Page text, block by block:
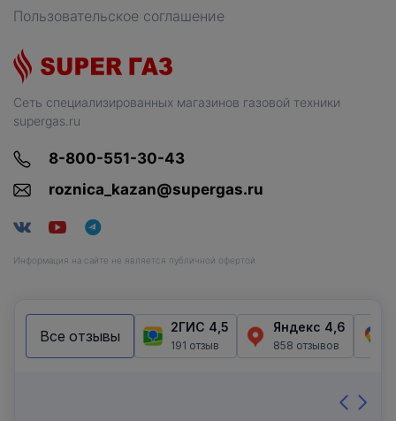
Сеть специализированных магазинов газовой техники
supergas.ru
8-800-551-30-43
roznica_kazan@supergas.ru
Информация на сайте не является публичной офертой
Пользовательское соглашение